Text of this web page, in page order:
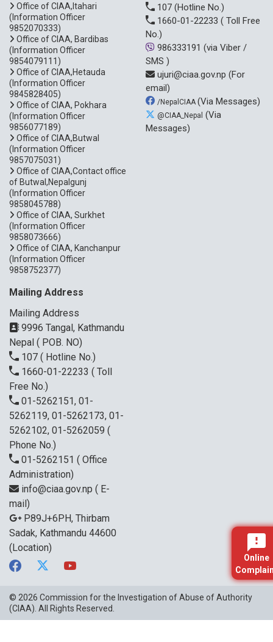
Online
Office of CIAA,Itahari
(Information Officer
9852070333)
Office of CIAA, Bardibas
(Information Officer
9854079111)
Office of CIAA,Hetauda
(Information Officer
9845828405)
Office of CIAA, Pokhara
(Information Officer
9856077189)
Office of CIAA,Butwal
(Information Officer
9857075031)
Office of CIAA,Contact office
of Butwal,Nepalgunj
(Information Officer
9858045788)
Office of CIAA, Surkhet
(Information Officer
9858073666)
Office of CIAA, Kanchanpur
(Information Officer
9858752377)
107 (Hotline No.)
1660-01-22233 ( Toll Free
No.)
986333191 (via Viber /
SMS )
ujuri@ciaa.gov.np (For
email)
/NepalCIAA (Via Messages)
@CIAA_Nepal (Via
Messages)
Mailing Address
Mailing Address
9996 Tangal, Kathmandu
Nepal ( POB. NO)
107 ( Hotline No.)
1660-01-22233 ( Toll
Free No.)
01-5262151, 01-
5262119, 01-5262173, 01-
5262102, 01-5262059 (
Phone No.)
01-5262151 ( Office
Administration)
info@ciaa.gov.np ( E-
mail)
P89J+6PH, Thirbam
Sadak, Kathmandu 44600
(Location)
© 2026 Commission for the Investigation of Abuse of Authority
(CIAA) . All Rights Reserved.